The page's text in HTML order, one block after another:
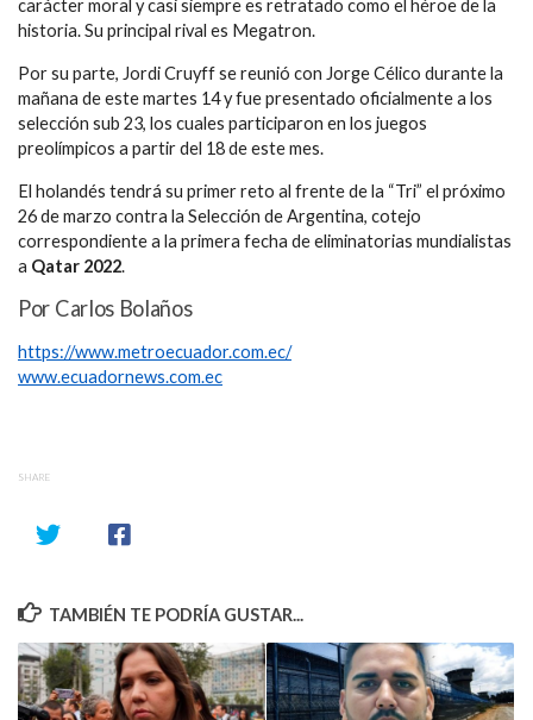
carácter moral y casi siempre es retratado como el héroe de la
historia. Su principal rival es Megatron.
Por su parte, Jordi Cruyff se reunió con Jorge Célico durante la
mañana de este martes 14 y fue presentado oficialmente a los
selección sub 23, los cuales participaron en los juegos
preolímpicos a partir del 18 de este mes.
El holandés tendrá su primer reto al frente de la “Tri” el próximo
26 de marzo contra la Selección de Argentina, cotejo
correspondiente a la primera fecha de eliminatorias mundialistas
a Qatar 2022.
Por Carlos Bolaños
https://www.metroecuador.com.ec/
www.ecuadornews.com.ec
SHARE
TAMBIÉN TE PODRÍA GUSTAR...